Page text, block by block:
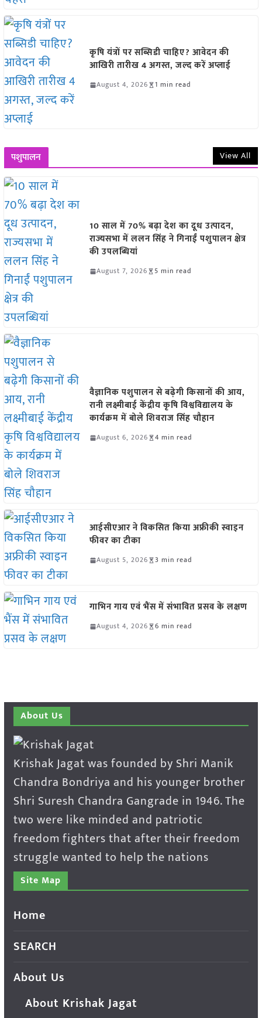
कृषि यंत्रों पर सब्सिडी चाहिए? आवेदन की
आखिरी तारीख 4 अगस्त, जल्द करें अप्लाई
August 4, 2026 1 min read
पशुपालन View All
10 साल में 70% बढ़ा देश का दूध उत्पादन,
राज्यसभा में ललन सिंह ने गिनाईं पशुपालन क्षेत्र
की उपलब्धियां
August 7, 2026 5 min read
वैज्ञानिक पशुपालन से बढ़ेगी किसानों की आय,
रानी लक्ष्मीबाई केंद्रीय कृषि विश्वविद्यालय के
कार्यक्रम में बोले शिवराज सिंह चौहान
August 6, 2026 4 min read
आईसीएआर ने विकसित किया अफ्रीकी स्वाइन
फीवर का टीका
August 5, 2026 3 min read
गाभिन गाय एवं भैंस में संभावित प्रसव के लक्षण
August 4, 2026 6 min read
About Us
Krishak Jagat was founded by Shri Manik
Chandra Bondriya and his younger brother
Shri Suresh Chandra Gangrade in 1946. The
two were like minded and patriotic
freedom fighters that after their freedom
struggle wanted to help the nations
Site Map
Home
SEARCH
About Us
About Krishak Jagat